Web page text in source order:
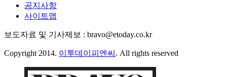
공지사항
사이트맵
보도자료 및 기사제보 : bravo@etoday.co.kr
Copyright 2014. 이투데이피엔씨 . All rights reserved